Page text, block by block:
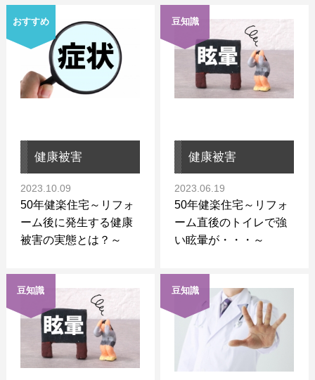
おすすめ
健康被害
2023.10.09
50年健楽住宅～リフォ
ーム後に発生する健康
被害の実態とは？～
豆知識
健康被害
2023.06.19
50年健楽住宅～リフォ
ーム直後のトイレで強
い眩暈が・・・～
豆知識 豆知識